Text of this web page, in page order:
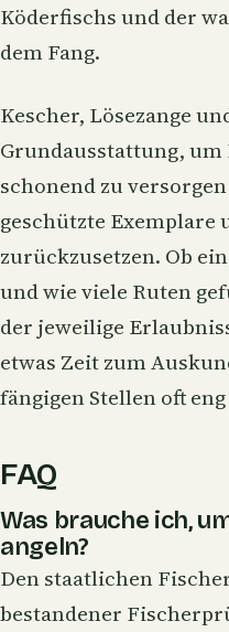
Köderfischs und der
dem Fang.
Kescher, Lösezange
Grundausstattung,
schonend zu
geschützte Exemplare
zurückzusetzen. Ob
und wie viele Ruten
der jeweilige
etwas Zeit zum
fängigen Stellen oft
FAQ
Was brauche ich,
angeln?
Den staatlichen
bestandener